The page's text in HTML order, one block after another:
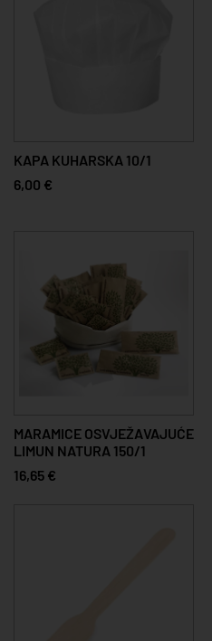
KAPA KUHARSKA 10/1
6,00 €
MARAMICE OSVJEŽAVAJUĆE
LIMUN NATURA 150/1
16,65 €